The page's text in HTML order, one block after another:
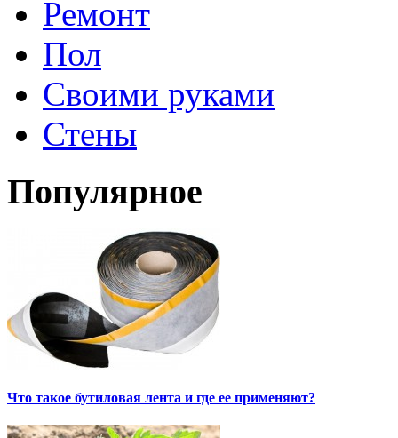
Ремонт
Пол
Своими руками
Стены
Популярное
Что такое бутиловая лента и где ее применяют?